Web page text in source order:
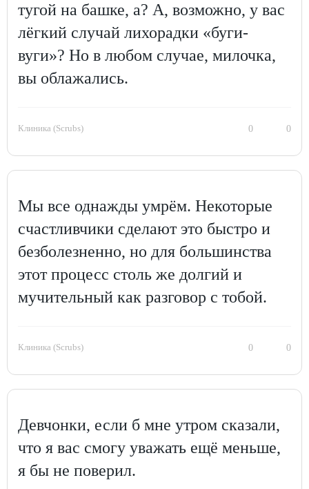
тугой на башке, а? А, возможно, у вас
лёгкий случай лихорадки «буги-
вуги»? Но в любом случае, милочка,
вы облажались.
Клиника (Scrubs) 0 0
Мы все однажды умрём. Некоторые
счастливчики сделают это быстро и
безболезненно, но для большинства
этот процесс столь же долгий и
мучительный как разговор с тобой.
Клиника (Scrubs) 0 0
Девчонки, если б мне утром сказали,
что я вас смогу уважать ещё меньше,
я бы не поверил.